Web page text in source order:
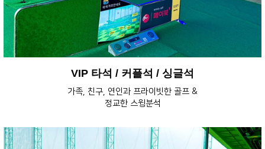
VIP 타석 / 커플석 / 싱글석
가족, 친구, 연인과 프라이빗한 골프 &
정교한 스윙분석